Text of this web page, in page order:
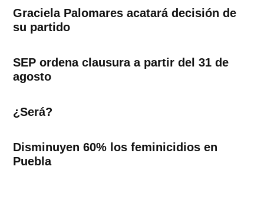
Graciela Palomares acatará decisión de
su partido
SEP ordena clausura a partir del 31 de
agosto
¿Será?
Disminuyen 60% los feminicidios en
Puebla